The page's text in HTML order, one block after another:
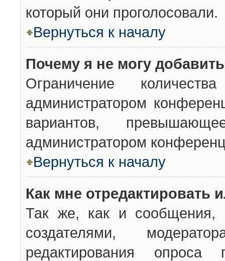
который они проголосовали.
Вернуться к началу
Почему я не могу
Ограничение
администратором
вариантов,
администратором
Вернуться к началу
Как мне отредактировать
Так же, как и сообщения,
создателями,
редактирования опроса